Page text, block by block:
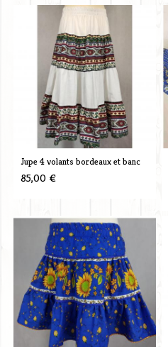
Jupe 4 volants bordeaux et banc
85,00 €